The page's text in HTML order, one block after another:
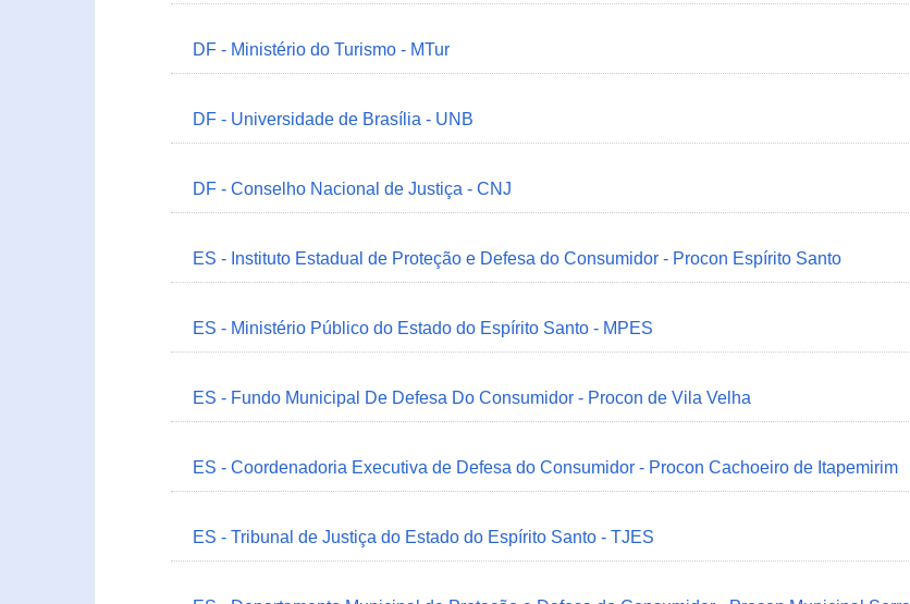
DF - Ministério do Turismo - MTur
DF - Universidade de Brasília - UNB
DF - Conselho Nacional de Justiça - CNJ
ES - Instituto Estadual de Proteção e Defesa do Consumidor - Procon Espírito Santo
ES - Ministério Público do Estado do Espírito Santo - MPES
ES - Fundo Municipal De Defesa Do Consumidor - Procon de Vila Velha
ES - Coordenadoria Executiva de Defesa do Consumidor - Procon Cachoeiro de Itapemirim
ES - Tribunal de Justiça do Estado do Espírito Santo - TJES